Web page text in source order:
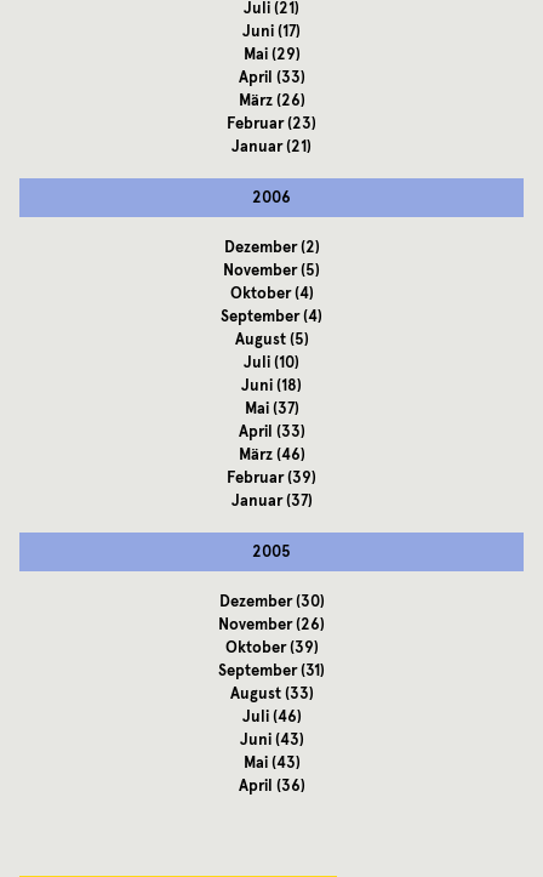
Juli(21)
Juni(17)
Mai(29)
April (33)
März(26)
Februar(23)
Januar(21)
2006
Dezember(2)
November(5)
Oktober(4)
September(4)
August(5)
Juli(10)
Juni(18)
Mai(37)
April (33)
März(46)
Februar(39)
Januar(37)
2005
Dezember(30)
November(26)
Oktober(39)
September(31)
August(33)
Juli(46)
Juni(43)
Mai(43)
April (36)